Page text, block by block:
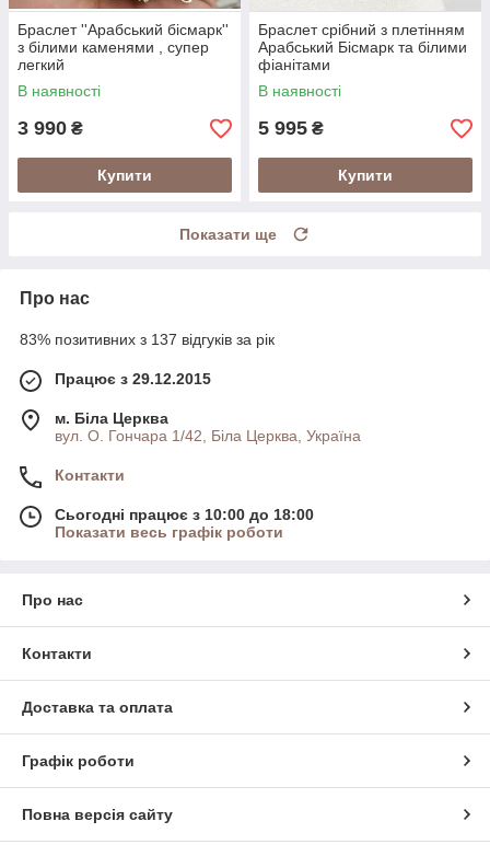
Браслет ''Арабський бісмарк''
з білими каменями , супер
легкий
В наявності
3 990 ₴
Купити
Браслет срібний з плетінням
Арабський Бісмарк та білими
фіанітами
В наявності
5 995 ₴
Купити
Показати ще
Про нас
83% позитивних з 137 відгуків за рік
Працює з 29.12.2015
м. Біла Церква
вул. О. Гончара 1/42, Біла Церква, Україна
Контакти
Сьогодні працює з 10:00 до 18:00
Показати весь графік роботи
Про нас
Контакти
Доставка та оплата
Графік роботи
Повна версія сайту